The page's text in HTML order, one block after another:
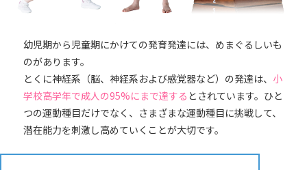
幼児期から児童期にかけての発育発達には、めまぐるしいも
のがあります。
とくに神経系（脳、神経系および感覚器など）の発達は、 小
学校高学年で成人の95%にまで達する とされています。ひと
つの運動種目だけでなく、さまざまな運動種目に挑戦して、
潜在能力を刺激し高めていくことが大切です。